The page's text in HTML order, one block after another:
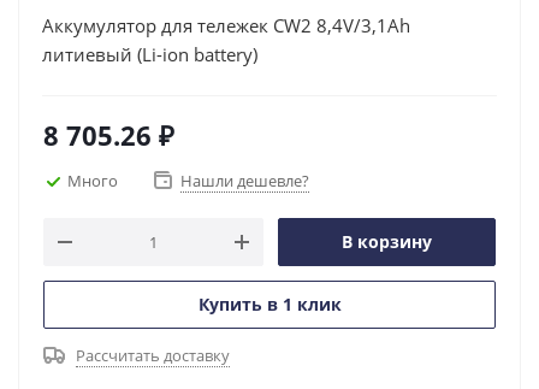
Аккумулятор для тележек CW2 8,4V/3,1Ah
литиевый (Li-ion battery)
8 705.26 ₽
Много Нашли дешевле?
В корзину
Купить в 1 клик
Рассчитать доставку